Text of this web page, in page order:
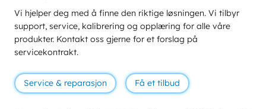
Vi hjelper deg med å finne den riktige løsningen. Vi tilbyr
support, service, kalibrering og opplæring for alle våre
produkter. Kontakt oss gjerne for et forslag på
servicekontrakt.
Service & reparasjon Få et tilbud